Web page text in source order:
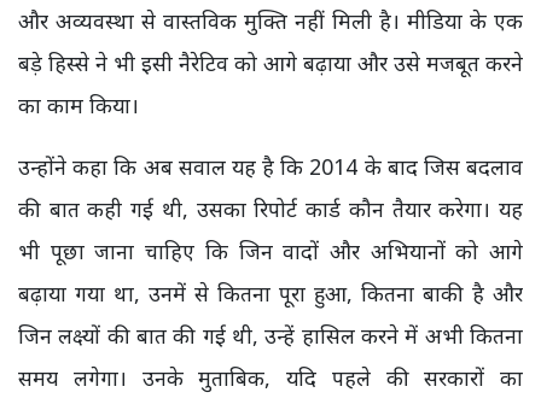
और अव्यवस्था से वास्तविक मुक्ति नहीं मिली है। मीडिया के एक
बड़े हिस्से ने भी इसी नैरेटिव को आगे बढ़ाया और उसे मजबूत करने
का काम किया।
उन्होंने कहा कि अब सवाल यह है कि 2014 के बाद जिस बदलाव
की बात कही गई थी, उसका रिपोर्ट कार्ड कौन तैयार करेगा। यह
भी पूछा जाना चाहिए कि जिन वादों और अभियानों को आगे
बढ़ाया गया था, उनमें से कितना पूरा हुआ, कितना बाकी है और
जिन लक्ष्यों की बात की गई थी, उन्हें हासिल करने में अभी कितना
समय लगेगा। उनके मुताबिक, यदि पहले की सरकारों का